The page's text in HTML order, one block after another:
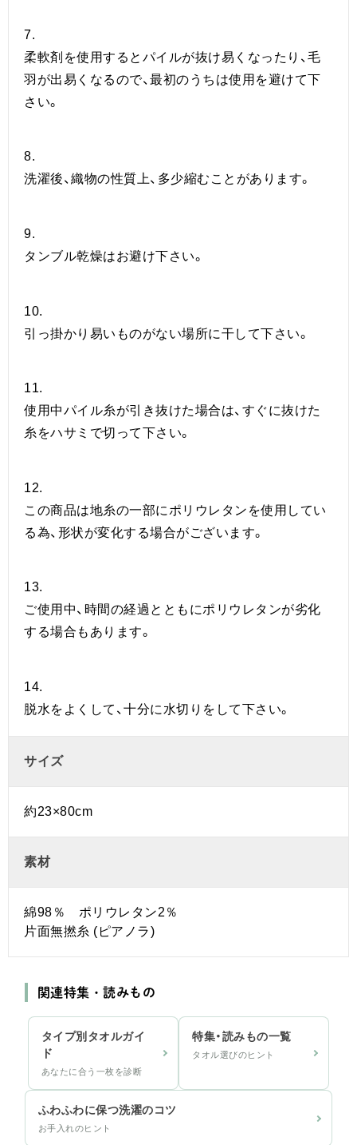
7.
柔軟剤を使用するとパイルが抜け易くなったり、毛
羽が出易くなるので、最初のうちは使用を避けて下
さい。
8.
洗濯後、織物の性質上、多少縮むことがあります。
9.
タンブル乾燥はお避け下さい。
10.
引っ掛かり易いものがない場所に干して下さい。
11.
使用中パイル糸が引き抜けた場合は、すぐに抜けた
糸をハサミで切って下さい。
12.
この商品は地糸の一部にポリウレタンを使用してい
る為、形状が変化する場合がございます。
13.
ご使用中、時間の経過とともにポリウレタンが劣化
する場合もあります。
14.
脱水をよくして、十分に水切りをして下さい。
サイズ
約23×80cm
素材
綿98％ ポリウレタン2％
片面無撚糸 (ピアノラ)
関連特集・読みもの
タイプ別タオルガイ
ド
あなたに合う一枚を診断
特集・読みもの一覧
タオル選びのヒント
ふわふわに保つ洗濯のコツ
お手入れのヒント